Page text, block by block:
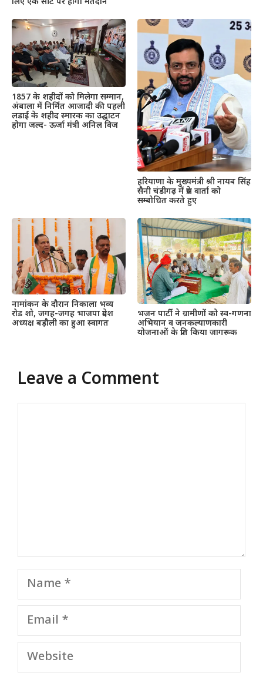
1857 के शहीदों को मिलेगा सम्मान,
अंबाला में निर्मित आजादी की पहली
लडाई के शहीद स्मारक का उद्घाटन
होगा जल्द- ऊर्जा मंत्री अनिल विज
हरियाणा के मुख्यमंत्री श्री नायब सिंह
सैनी चंडीगढ़ में प्रेस वार्ता को
सम्बोधित करते हुए
नामांकन के दौरान निकाला भव्य
रोड शो, जगह-जगह भाजपा प्रदेश
अध्यक्ष बड़ौली का हुआ स्वागत
भजन पार्टी ने ग्रामीणों को स्व-गणना
अभियान व जनकल्याणकारी
योजनाओं के प्रति किया जागरूक
Leave a Comment
Name
Email
Website